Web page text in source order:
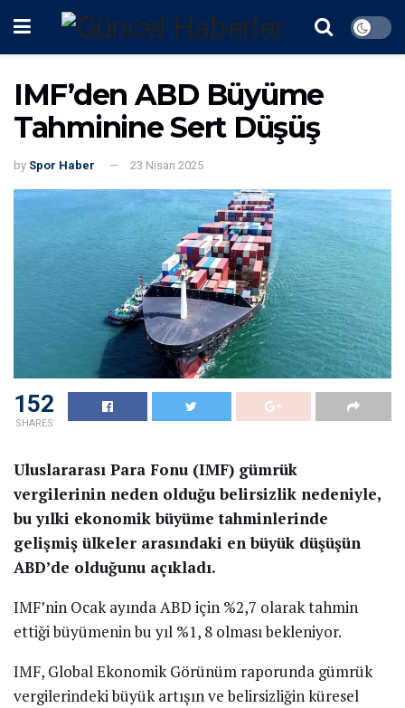
IMF’den ABD Büyüme
Tahminine Sert Düşüş
by Spor Haber 23 Nisan 2025
152
SHARES
Uluslararası Para Fonu (IMF) gümrük
vergilerinin neden olduğu belirsizlik nedeniyle,
bu yılki ekonomik büyüme tahminlerinde
gelişmiş ülkeler arasındaki en büyük düşüşün
ABD’de olduğunu açıkladı.
IMF’nin Ocak ayında ABD için %2,7 olarak tahmin
ettiği büyümenin bu yıl %1, 8 olması bekleniyor.
IMF, Global Ekonomik Görünüm raporunda gümrük
vergilerindeki büyük artışın ve belirsizliğin küresel